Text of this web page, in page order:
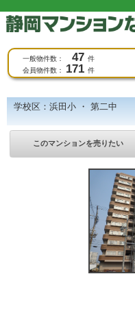
一般物件数： 47 件
会員物件数：
171 件
学校区：浜田小 ・ 第二中
このマンションを売りたい